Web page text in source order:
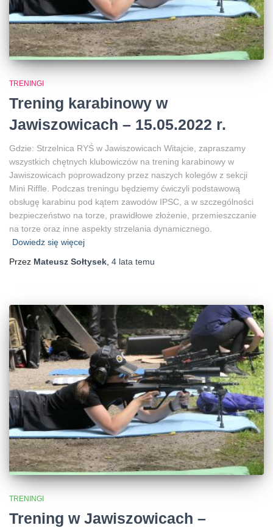
TRENINGI
Trening karabinowy w
Jawiszowicach – 15.05.2022 r.
Gdzie: Strzelnica RYŚ w Jawiszowicach Witajcie, zapraszamy
wszystkich chętnych klubowiczów na trening karabinowy w
Jawiszowicach poprowadzony przez naszych kolegów z sekcji
Mini Riffle. Podczas treningu będziemy ćwiczyli podstawową
obsługę karabinu pod kątem zawodów IPSC, a w szczególności
bezpieczeństwo na torze, prawidłowe złożenie, przemieszczanie
na torze oraz inne aspekty strzelania dynamicznego.
Dowiedz się więcej
Przez Mateusz Sołtysek, 4 lata temu
TRENINGI
Trening w Jawiszowicach –